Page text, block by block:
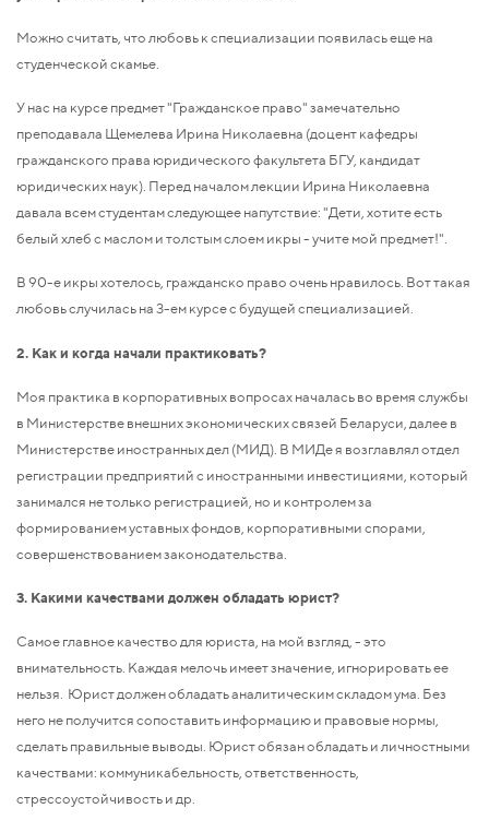
Можно считать, что любовь к специализации появилась еще на
студенческой скамье.
У нас на курсе предмет "Гражданское право" замечательно
преподавала Щемелева Ирина Николаевна (доцент кафедры
гражданского права юридического факультета БГУ, кандидат
юридических наук). Перед началом лекции Ирина Николаевна
давала всем студентам следующее напутствие: "Дети, хотите есть
белый хлеб с маслом и толстым слоем икры - учите мой предмет!".
В 90-е икры хотелось, гражданско право очень нравилось. Вот такая
любовь случилась на 3-ем курсе с будущей специализацией.
2. Как и когда начали практиковать?
Моя практика в корпоративных вопросах началась во время службы
в Министерстве внешних экономических связей Беларуси, далее в
Министерстве иностранных дел (МИД). В МИДе я возглавлял отдел
регистрации предприятий с иностранными инвестициями, который
занимался не только регистрацией, но и контролем за
формированием уставных фондов, корпоративными спорами,
совершенствованием законодательства.
3. Какими качествами должен обладать юрист?
Самое главное качество для юриста, на мой взгляд, - это
внимательность. Каждая мелочь имеет значение, игнорировать ее
нельзя. Юрист должен обладать аналитическим складом ума. Без
него не получится сопоставить информацию и правовые нормы,
сделать правильные выводы. Юрист обязан обладать и личностными
качествами: коммуникабельность, ответственность,
стрессоустойчивость и др.